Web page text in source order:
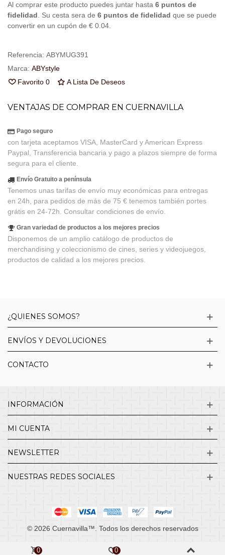
Al comprar este producto puedes juntar hasta 6 puntos de
fidelidad . Su cesta sera de 6 puntos de fidelidad que se puede
convertir en un cupón de € 0.04
Referencia: ABYMUG391
Marca: ABYstyle
Favorito 0 A Lista De Deseos
VENTAJAS DE COMPRAR EN CUERNAVILLA
Pago seguro
con tarjeta aceptamos VISA, MasterCard y American Express
Paypal, Transferencia bancaria y pago a plazos siempre de forma
segura para el cliente.
Envío Gratuito a península
Tenemos unas tarifas de envío muy económicas para entregas
en 24h, para pedidos de más de 75 € tenemos también portes
grátis en 24-72h. Consultar condiciones de envío.
Gran variedad de productos a los mejores precios
Disponemos de un amplio catálogo de productos de
merchandising y coleccionismo de cines, series y videojuegos,
productos de calidad a los mejores precios.
¿QUIENES SOMOS?
ENVÍOS Y DEVOLUCIONES
CONTACTO
INFORMACIÓN
MI CUENTA
NEWSLETTER
NUESTRAS REDES SOCIALES
© 2026 Cuernavilla™. Todos los derechos reservados
0 0